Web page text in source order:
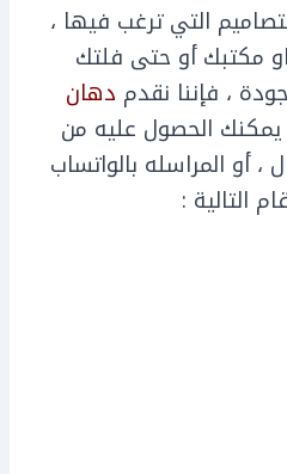
التي ترغب فيها ،
مكتبك أو حتى فلتك
، فإننا نقدم دهان
يمكنك الحصول عليه من
، أو المراسله بالواتساب
التالية :